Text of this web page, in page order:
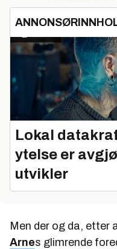
Lokal
ytelse er
utvikler
Men der og da, etter
Arnes glimrende